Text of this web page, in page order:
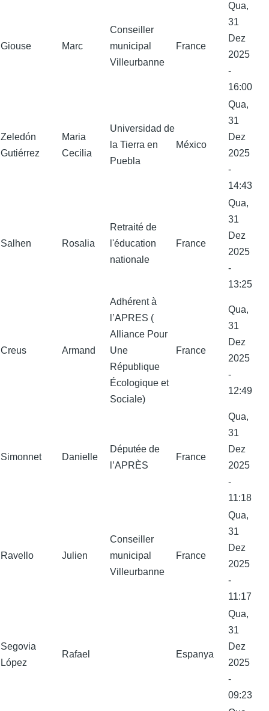
Giouse Marc
Conseiller
municipal
Villeurbanne
France
Qua,
31
Dez
2025
-
16:00
Zeledón
Gutiérrez
Maria
Cecilia
Universidad de
la Tierra en
Puebla
México
Qua,
31
Dez
2025
-
14:43
Salhen Rosalia
Retraité de
l'éducation
nationale
France
Qua,
31
Dez
2025
-
13:25
Creus Armand
Adhérent à
l’APRES (
Alliance Pour
Une
République
Écologique et
Sociale)
France
Qua,
31
Dez
2025
-
12:49
Simonnet Danielle
Députée de
l’APRÈS
France
Qua,
31
Dez
2025
-
11:18
Ravello Julien
Conseiller
municipal
Villeurbanne
France
Qua,
31
Dez
2025
-
11:17
Segovia
López
Rafael Espanya
Qua,
31
Dez
2025
-
09:23